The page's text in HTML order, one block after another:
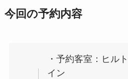
今回の予約内容
・予約客室：ヒル
イン